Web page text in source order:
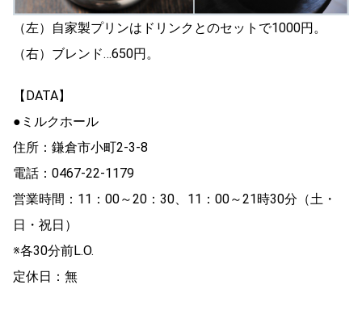
（左）自家製プリンはドリンクとのセットで1000円。
（右）ブレンド…650円。
【DATA】
●ミルクホール
住所：鎌倉市小町2-3-8
電話：0467-22-1179
営業時間：11：00～20：30、11：00～21時30分（土・
日・祝日）
※各30分前L.O.
定休日：無